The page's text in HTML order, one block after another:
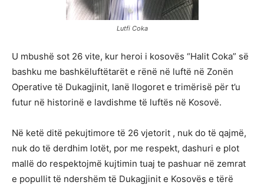
Lutfi Coka
U mbushë sot 26 vite, kur heroi i kosovës “Halit Coka” së
bashku me bashkëluftëtarët e rënë në luftë në Zonën
Operative të Dukagjinit, lanë llogoret e trimërisë për t’u
futur në historinë e lavdishme të luftës në Kosovë.
Në ketë ditë pekujtimore të 26 vjetorit , nuk do të qajmë,
nuk do të derdhim lotët, por me respekt, dashuri e plot
mallë do respektojmë kujtimin tuaj te pashuar në zemrat
e popullit të ndershëm të Dukagjinit e Kosovës e tërë